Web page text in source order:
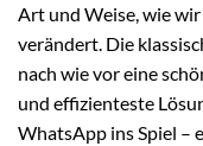
Art und Weise, wie
verändert. Die
nach wie vor eine
und effizienteste
WhatsApp ins Spiel –